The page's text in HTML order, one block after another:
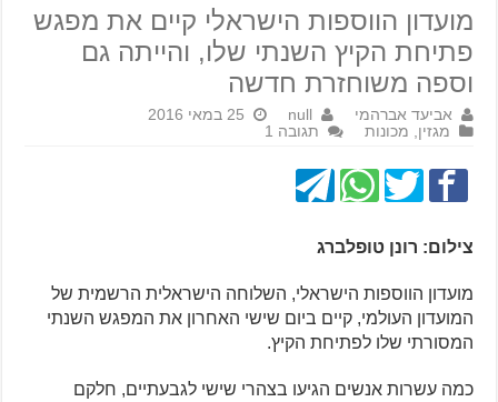
מועדון הווספות הישראלי קיים את מפגש
פתיחת הקיץ השנתי שלו, והייתה גם
וספה משוחזרת חדשה
אביעד אברהמי null
25 במאי 2016
מגזין
מכונות תגובה 1
צילום: רונן טופלברג
מועדון הווספות הישראלי, השלוחה הישראלית הרשמית של
המועדון העולמי, קיים ביום שישי האחרון את המפגש השנתי
המסורתי שלו לפתיחת הקיץ.
כמה עשרות אנשים הגיעו בצהרי שישי לגבעתיים, חלקם